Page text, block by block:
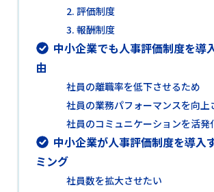
2. 評価制度
3. 報酬制度
中小企業でも人事評価制度を導
由
社員の離職率を低下させるため
社員の業務パフォーマンスを向上
社員のコミュニケーションを活発
中小企業が人事評価制度を導入
ミング
社員数を拡大させたい